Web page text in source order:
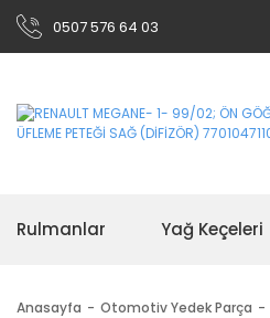
0507 576 64 03
Rulmanlar Yağ Keçeleri
Anasayfa Otomotiv Yedek Parça